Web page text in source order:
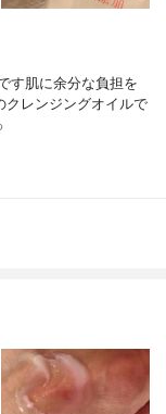
す肌に余分な負担を
クレンジングオイルで